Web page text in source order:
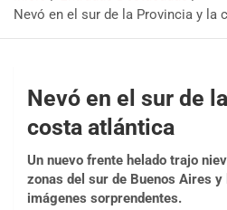
Nevó en el sur de la Provincia y la
Nevó en el sur de
costa atlántica
Un nuevo frente helado trajo
zonas del sur de Buenos Aires
imágenes sorprendentes.